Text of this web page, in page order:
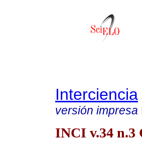
Interciencia
versión impresa
INCI v.34 n.3